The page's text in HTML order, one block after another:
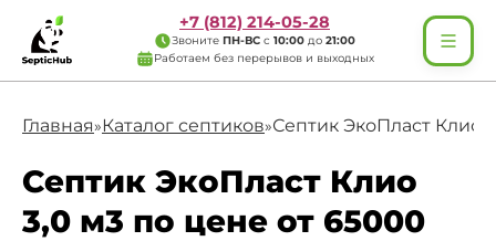
+7 (812) 214-05-28
Звоните ПН-ВС с 10:00 до 21:00
Работаем без перерывов и выходных
Главная»Каталог септиков»Септик ЭкоПласт Клио
Септик ЭкоПласт Клио
3,0 м3 по цене от 65000